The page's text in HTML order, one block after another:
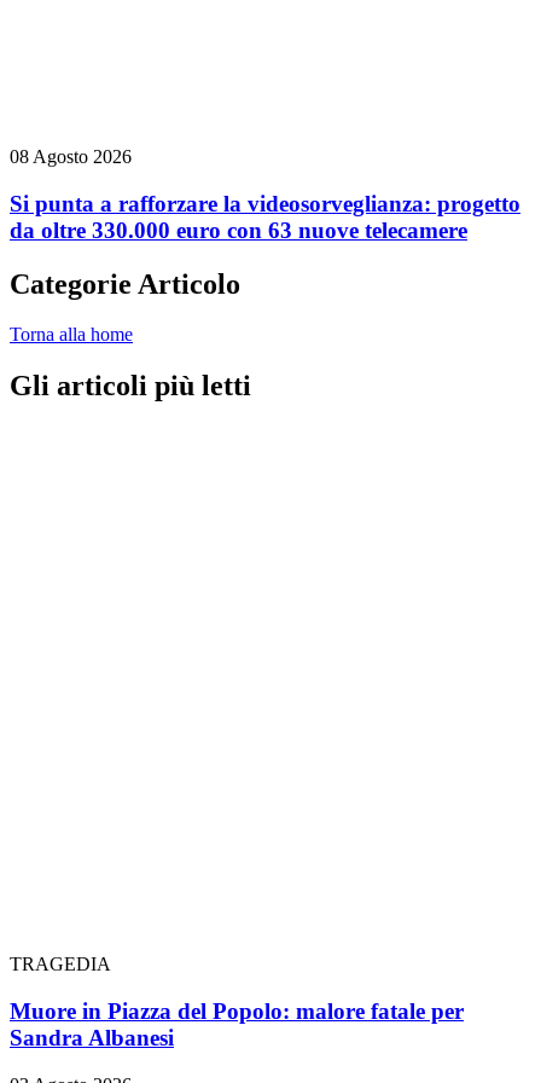
08 Agosto 2026
Si punta a rafforzare la videosorveglianza: progetto
da oltre 330.000 euro con 63 nuove telecamere
Categorie Articolo
Torna alla home
Gli articoli più letti
TRAGEDIA
Muore in Piazza del Popolo: malore fatale per
Sandra Albanesi